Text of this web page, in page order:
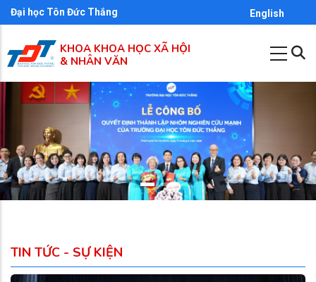
Nhảy
đến
nội
dung
Đại học Tôn Đức Thắng English
KHOA KHOA HỌC XÃ HỘI
& NHÂN VĂN
TIN TỨC - SỰ KIỆN